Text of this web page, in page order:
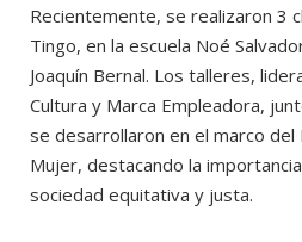
Recientemente, se realizaron 3
Tingo, en la escuela Noé
Joaquín Bernal. Los talleres,
Cultura y Marca Empleadora,
se desarrollaron en el marco del
Mujer, destacando la
sociedad equitativa y justa.